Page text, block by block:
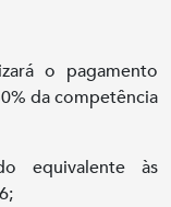
o pagamento
da competência
equivalente às